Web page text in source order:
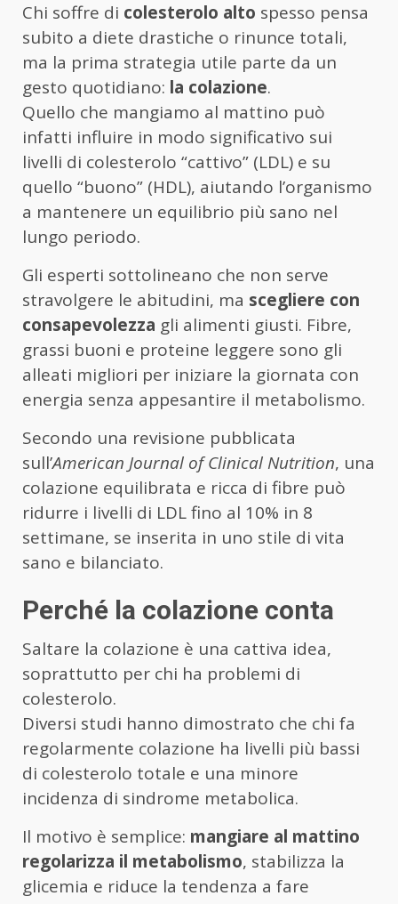
Chi soffre di colesterolo alto spesso pensa
subito a diete drastiche o rinunce totali,
ma la prima strategia utile parte da un
gesto quotidiano: la colazione.
Quello che mangiamo al mattino può
infatti influire in modo significativo sui
livelli di colesterolo “cattivo” (LDL) e su
quello “buono” (HDL), aiutando l’organismo
a mantenere un equilibrio più sano nel
lungo periodo.
Gli esperti sottolineano che non serve
stravolgere le abitudini, ma scegliere con
consapevolezza gli alimenti giusti. Fibre,
grassi buoni e proteine leggere sono gli
alleati migliori per iniziare la giornata con
energia senza appesantire il metabolismo.
Secondo una revisione pubblicata
sull’American Journal of Clinical Nutrition, una
colazione equilibrata e ricca di fibre può
ridurre i livelli di LDL fino al 10% in 8
settimane, se inserita in uno stile di vita
sano e bilanciato.
Perché la colazione conta
Saltare la colazione è una cattiva idea,
soprattutto per chi ha problemi di
colesterolo.
Diversi studi hanno dimostrato che chi fa
regolarmente colazione ha livelli più bassi
di colesterolo totale e una minore
incidenza di sindrome metabolica.
Il motivo è semplice: mangiare al mattino
regolarizza il metabolismo, stabilizza la
glicemia e riduce la tendenza a fare